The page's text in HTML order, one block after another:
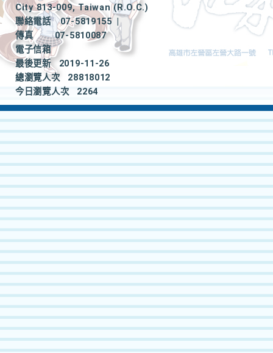
City 813-009, Taiwan (R.O.C.)
聯絡電話
07-5819155
|
傳真
07-5810087
電子信箱
最後更新
2019-11-26
總瀏覽人次
28818012
今日瀏覽人次
2264